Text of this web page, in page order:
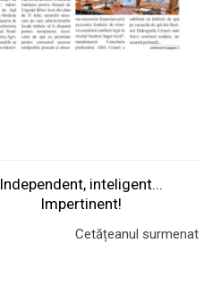
Independent, inteligent...
Impertinent!
Cetățeanul surmenat